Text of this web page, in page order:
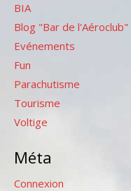
BIA
Blog "Bar de l'Aéroclub"
Evénements
Fun
Parachutisme
Tourisme
Voltige
Méta
Connexion